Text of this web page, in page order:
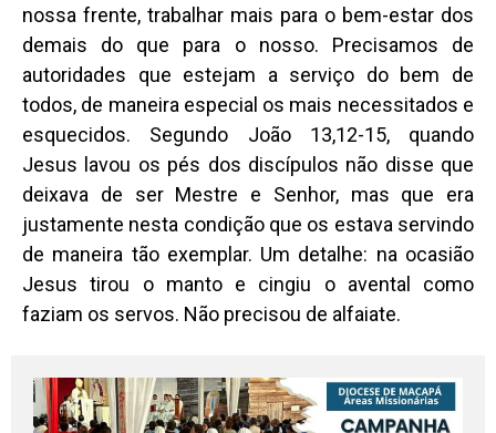
nossa frente, trabalhar mais para o bem-estar dos
demais do que para o nosso. Precisamos de
autoridades que estejam a serviço do bem de
todos, de maneira especial os mais necessitados e
esquecidos. Segundo João 13,12-15, quando
Jesus lavou os pés dos discípulos não disse que
deixava de ser Mestre e Senhor, mas que era
justamente nesta condição que os estava servindo
de maneira tão exemplar. Um detalhe: na ocasião
Jesus tirou o manto e cingiu o avental como
faziam os servos. Não precisou de alfaiate.